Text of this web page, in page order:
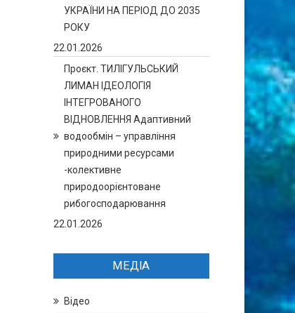
УКРАЇНИ НА ПЕРІОД ДО 2035
РОКУ
22.01.2026
Проєкт. ТИЛІГУЛЬСЬКИЙ
ЛИМАН ІДЕОЛОГІЯ
ІНТЕГРОВАНОГО
ВІДНОВЛЕННЯ Адаптивний
водообмін – управління
природними ресурсами
-колективне
природоорієнтоване
рибогосподарювання
22.01.2026
МЕДІА
Відео